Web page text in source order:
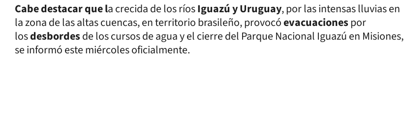
Cabe destacar que la crecida de los ríosIguazú y Uruguay, por las intensas lluvias en
la zona de las altas cuencas, en territorio brasileño, provocóevacuacionespor
losdesbordesde los cursos de agua y el cierre del Parque Nacional Iguazú en Misiones,
se informó este miércoles oficialmente.